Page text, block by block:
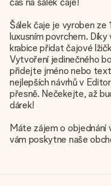
Šálek čaje je vyroben
luxusním povrchem.
krabice přidat čajové
Vytvoření jedinečného
přidejte jméno nebo
nejlepších návrhů v
přesně. Nečekejte, až
dárek!
Máte zájem o objednání
vám poskytne naše